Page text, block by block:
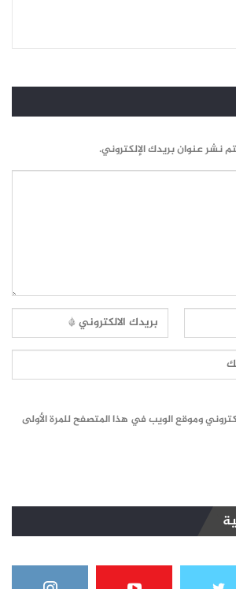
نشر عنوان بريدك الإلكتروني.
وموقع الويب في هذا المتصفح للمرة الأولى